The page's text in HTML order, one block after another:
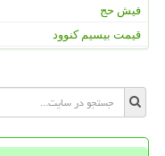
فیش حج
قیمت بیسیم کنوود